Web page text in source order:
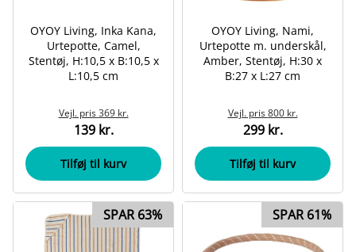
OYOY Living, Inka Kana,
Urtepotte, Camel,
Stentøj, H:10,5 x B:10,5 x
L:10,5 cm
Vejl. pris369 kr.
139 kr.
Tilføj til kurv
OYOY Living, Nami,
Urtepotte m. underskål,
Amber, Stentøj, H:30 x
B:27 x L:27 cm
Vejl. pris800 kr.
299 kr.
Tilføj til kurv
SPAR 63% SPAR 61%